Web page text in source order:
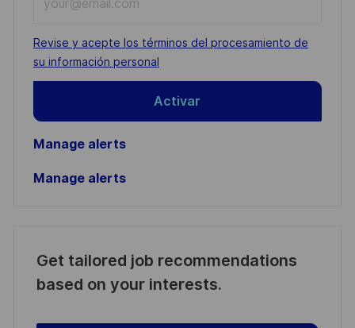
Email
address
(Required)
Required
Revise y acepte los términos del procesamiento de
su información personal
Activar
Manage alerts
Manage alerts
Get tailored job recommendations
based on your interests.